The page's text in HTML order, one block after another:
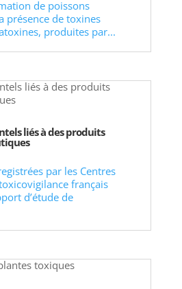
de poissons
présence de toxines
produites par...
liés à des produits
par les Centres
français
d’étude de